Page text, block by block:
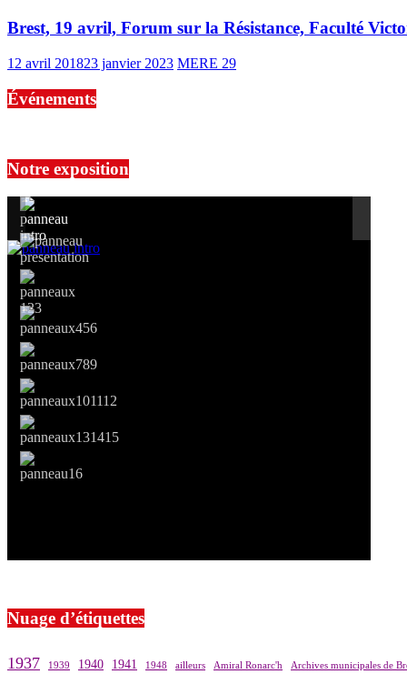
Brest, 19 avril, Forum sur la Résistance, Faculté
12 avril 201823 janvier 2023 MERE 29
Événements
Notre exposition
Nuage d’étiquettes
1937 1939 1940 1941 1948 ailleurs Amiral Ronarc'h Archives municipales de